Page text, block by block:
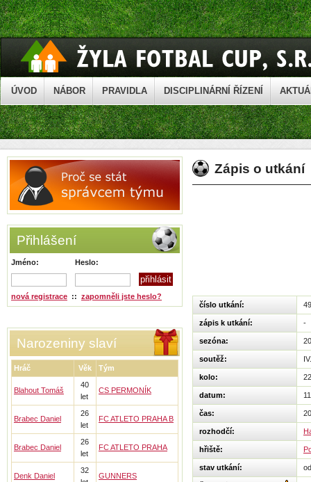
ÚVOD NÁBOR PRAVIDLA DISCIPLINÁRNÍ ŘÍZENÍ
Přihlášení
Jméno: Heslo:
nová registrace :: zapomněli jste heslo?
Narozeniny slaví
Hráč Věk Tým
Blahout Tomáš
40
let
CS PERMONÍK
Brabec Daniel
26
let
FC ATLETO PRAHA B
Brabec Daniel
26
let
FC ATLETO PRAHA
Denk Daniel
32
GUNNERS
Zápis o utkání
číslo utkání:
zápis k utkání: -
sezóna:
soutěž:
kolo: 22
datum:
čas:
rozhodčí:
hřiště:
stav utkání: